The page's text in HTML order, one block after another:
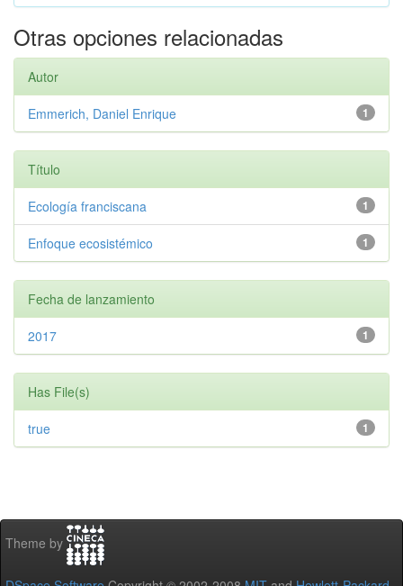
Otras opciones relacionadas
Autor
1
Emmerich, Daniel Enrique
Título
1
Ecología franciscana
1
Enfoque ecosistémico
Fecha de lanzamiento
1
2017
Has File(s)
1
true
Theme by